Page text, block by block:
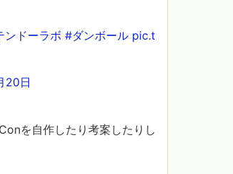
ンドーラボ #ダンボール pic.t
20日
を自作したり考案したりし